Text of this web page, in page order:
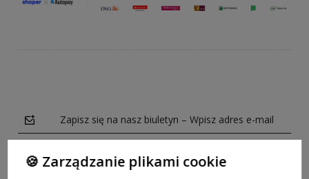
Zapisz się na nasz biuletyn – Wpisz adres e-mail
🍪 Zarządzanie plikami cookie